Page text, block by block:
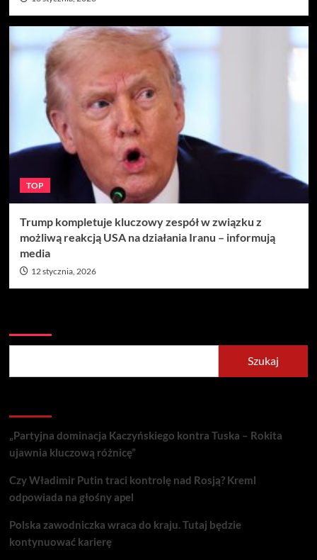
TOP
Trump kompletuje kluczowy zespół w związku z
możliwą reakcją USA na działania Iranu – informują
media
12 stycznia, 2026
Szukaj
„Partyjna dominacja Kaczyńskiego kontra Tuska – Rokita
ujawnia kluczową różnicę”
Czy Władimir Putin traci kontrolę nad Rosją? Kreml
odpowiada na głośny apel
Polska zawodniczka wraca do kraju. Tutaj będzie
kontynuować karierę